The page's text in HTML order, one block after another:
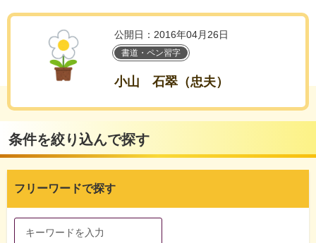
公開日：2016年04月26日
書道・ペン習字
小山 石翠（忠夫）
条件を絞り込んで探す
フリーワードで探す